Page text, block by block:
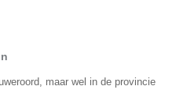
maar wel in de provincie